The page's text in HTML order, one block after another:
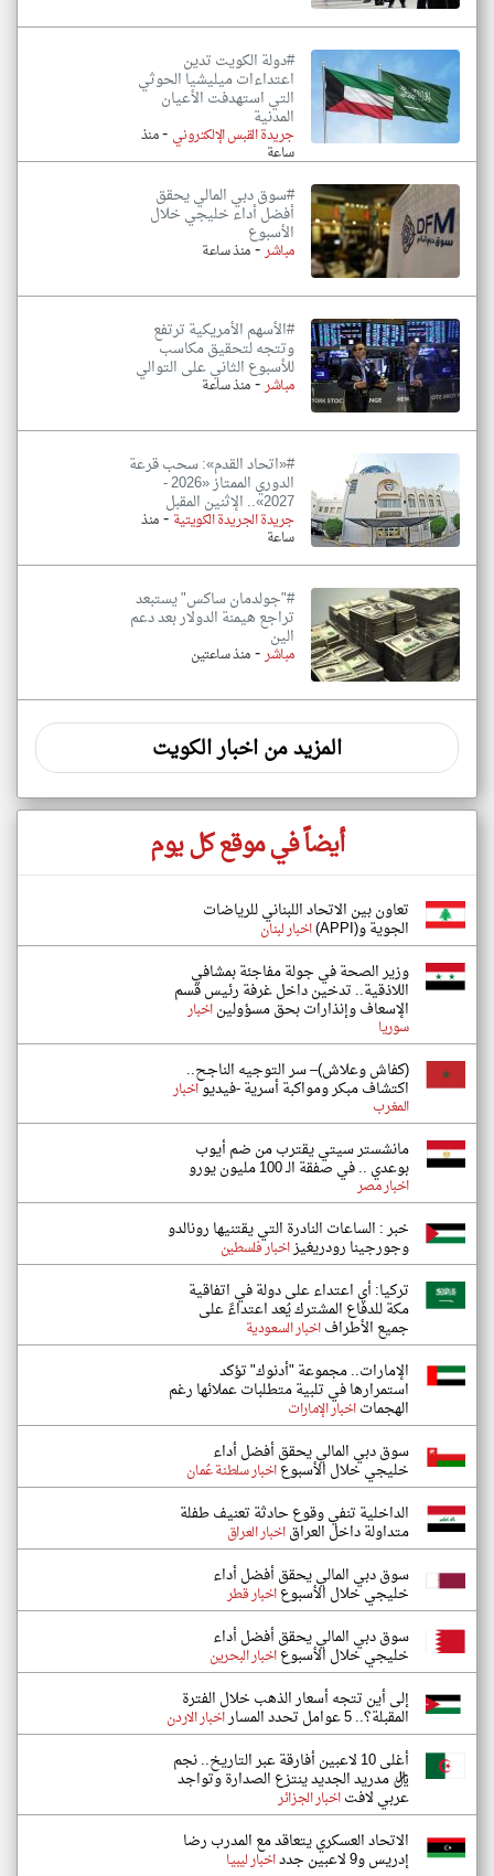
#دولة الكويت تدين
اعتداءات ميليشيا الحوثي
التي استهدفت الأعيان
المدنية
جريدة القبس الإلكتروني -منذ
ساعة
#سوق دبي المالي يحقق
أفضل أداء خليجي خلال
الأسبوع
مباشر-منذ ساعة
#الأسهم الأمريكية ترتفع
وتتجه لتحقيق مكاسب
للأسبوع الثاني على التوالي
مباشر-منذ ساعة
#«اتحاد القدم»: سحب قرعة
الدوري الممتاز «2026 -
2027».. الإثنين المقبل
جريدة الجريدة الكويتية-منذ
ساعة
#"جولدمان ساكس" يستبعد
تراجع هيمنة الدولار بعد دعم
الين
مباشر-منذ ساعتين
المزيد من اخبار الكويت
أيضاً في موقع كل يوم
تعاون بين الاتحاد اللبناني للرياضات
الجوية و(APPI) اخبار لبنان
وزير الصحة في جولة مفاجئة بمشافي
اللاذقية.. تدخين داخل غرفة رئيس قسم
الإسعاف وإنذارات بحق مسؤوليناخبار
سوريا
(كفاش وعلاش)– سر التوجيه الناجح..
اكتشاف مبكر ومواكبة أسرية -فيديواخبار
المغرب
مانشستر سيتي يقترب من ضم أيوب
بوعدي .. في صفقة الـ 100 مليون يورو
اخبار مصر
خبر : الساعات النادرة التي يقتنيها رونالدو
وجورجينا رودريغيزاخبار فلسطين
تركيا: أي اعتداء على دولة في اتفاقية
مكة للدفاع المشترك يُعد اعتداءً على
جميع الأطرافاخبار السعودية
الإمارات.. مجموعة "أدنوك" تؤكد
استمرارها في تلبية متطلبات عملائها رغم
الهجماتاخبار الإمارات
سوق دبي المالي يحقق أفضل أداء
خليجي خلال الأسبوعاخبار سلطنة عُمان
الداخلية تنفي وقوع حادثة تعنيف طفلة
متداولة داخل العراقاخبار العراق
سوق دبي المالي يحقق أفضل أداء
خليجي خلال الأسبوعاخبار قطر
سوق دبي المالي يحقق أفضل أداء
خليجي خلال الأسبوعاخبار البحرين
إلى أين تتجه أسعار الذهب خلال الفترة
المقبلة؟.. 5 عوامل تحدد المسار اخبار الاردن
أغلى 10 لاعبين أفارقة عبر التاريخ.. نجم
ريال مدريد الجديد ينتزع الصدارة وتواجد
عربي لافتاخبار الجزائر
الاتحاد العسكري يتعاقد مع المدرب رضا
إدريس و9 لاعبين جدد اخبار ليبيا